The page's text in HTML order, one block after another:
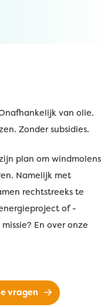
van olie.
Zonder subsidies.
plan om windmolens
Namelijk met
rechtstreeks te
of -
En over onze
vragen